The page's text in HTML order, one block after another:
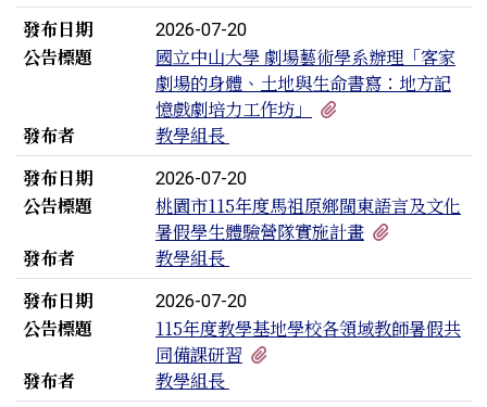
發布日期
2026-07-20
公告標題
國立中山大學 劇場藝術學系辦理「客家
劇場的身體、土地與生命書寫：地方記
憶戲劇培力工作坊」
發布者
教學組長
發布日期
2026-07-20
公告標題
桃園市115年度馬祖原鄉閩東語言及文化
暑假學生體驗營隊實施計畫
發布者
教學組長
發布日期
2026-07-20
公告標題
115年度教學基地學校各領域教師暑假共
同備課研習
發布者
教學組長